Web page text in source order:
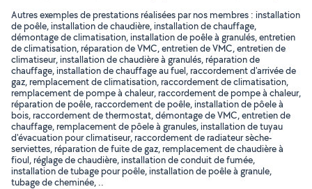
Autres exemples de prestations réalisées par nos membres : installation
de poêle, installation de chaudière, installation de chauffage,
démontage de climatisation, installation de poêle à granulés, entretien
de climatisation, réparation de VMC, entretien de VMC, entretien de
climatiseur, installation de chaudière à granulés, réparation de
chauffage, installation de chauffage au fuel, raccordement d'arrivée de
gaz, remplacement de climatisation, raccordement de climatisation,
remplacement de pompe à chaleur, raccordement de pompe à chaleur,
réparation de poêle, raccordement de poêle, installation de pôele à
bois, raccordement de thermostat, démontage de VMC, entretien de
chauffage, remplacement de pôele à granules, installation de tuyau
d'évacuation pour climatiseur, raccordement de radiateur sèche-
serviettes, réparation de fuite de gaz, remplacement de chaudière à
fioul, réglage de chaudière, installation de conduit de fumée,
installation de tubage pour poêle, installation de poêle à granule,
tubage de cheminée, ..